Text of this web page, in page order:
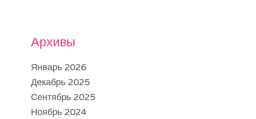
Архивы
Январь 2026
Декабрь 2025
Сентябрь 2025
Ноябрь 2024